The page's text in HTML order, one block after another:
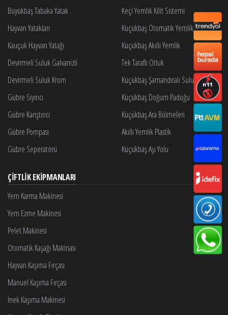
Büyükbaş Tabaka Yatak
Hayvan Yatakları
Kauçuk Hayvan Yatağı
Devirmeli Suluk Galvanizli
Devirmeli Suluk Krom
Gübre Sıyırıcı
Gübre Karıştırıcı
Gübre Pompası
Gübre Seperatörü
Keçi Yemlik Kilit Sistemi
Küçükbaş Otomatik Yemlik Kilidi
Küçükbaş Akıllı Yemlik
Tek Taraflı Otluk
Küçükbaş Şamandıralı Suluk
Küçükbaş Doğum Padoğu
Küçükbaş Ara Bölmeleri
Akıllı Yemlik Plastik
Küçükbaş Aşı Yolu
ÇIFTLIK EKIPMANLARI
Yem Karma Makinesi
Yem Ezme Makinesi
Pelet Makinesi
Otomatik Kaşağı Makinası
Hayvan Kaşıma Fırçası
Manuel Kaşıma Fırçası
İnek Kaşıma Makinesi